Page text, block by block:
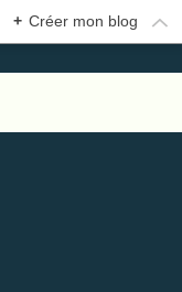
+ Créer mon blog